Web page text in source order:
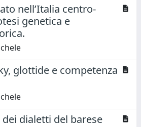
nell’Italia centro-
genetica e
glottide e competenza
dialetti del barese